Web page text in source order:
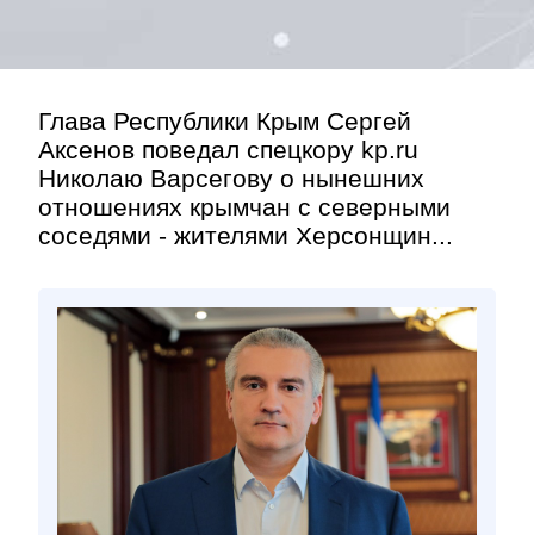
Глава Республики Крым Сергей
Аксенов поведал спецкору kp.ru
Николаю Варсегову о нынешних
отношениях крымчан с северными
соседями - жителями Херсонщин...